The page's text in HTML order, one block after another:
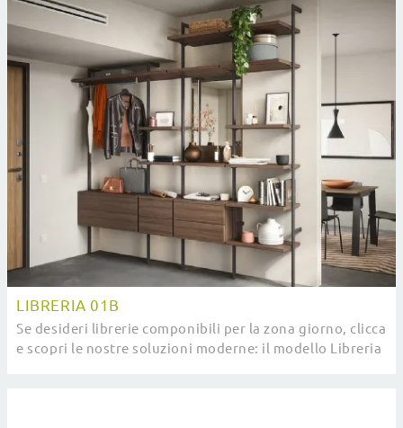
LIBRERIA 01B
Se desideri librerie componibili per la zona giorno, clicca
e scopri le nostre soluzioni moderne: il modello Libreria